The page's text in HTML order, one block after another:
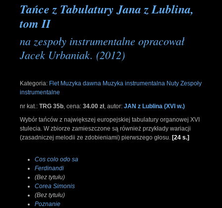
Tańce z Tabulatury Jana z Lublina,
tom II
na zespoły instrumentalne opracował
Jacek Urbaniak. (2012)
Kategoria: Flet Muzyka dawna Muzyka instrumentalna Nuty Zespoły
instrumentalne
nr kat.: TRG 35b cena: 34.00 zł, autor: JAN z Lublina (XVI w.)
Wybór tańców z największej europejskiej tabulatury organowej XVI
stulecia. W zbiorze zamieszczone są również przykłady wariacji
(zasadniczej melodii ze zdobieniami) pierwszego głosu. [24 s.]
Cos colo odo sa
Ferdinandi
(Bez tytułu)
Corea Simonis
(Bez tytułu)
Poznanie